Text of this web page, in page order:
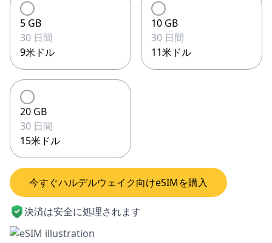
5 GB
30 日間
9米ドル
10 GB
30 日間
11米ドル
20 GB
30 日間
15米ドル
今すぐハルデルウェイク向けeSIMを購入
決済は安全に処理されます